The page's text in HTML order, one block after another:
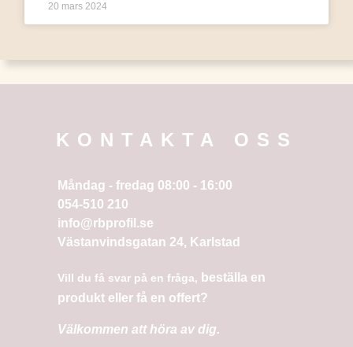
20 mars 2024
KONTAKTA OSS
Måndag - fredag 08:00 - 16:00
054-510 210
info@rbprofil.se
Västanvindsgatan 24, Karlstad
Vill du få svar på en fråga, beställa en
produkt eller få en offert?
Välkommen att höra av dig.